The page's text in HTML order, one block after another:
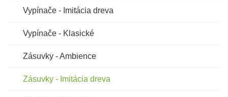
Vypínače - Imitácia dreva
Vypínače - Klasické
Zásuvky - Ambience
Zásuvky - Imitácia dreva